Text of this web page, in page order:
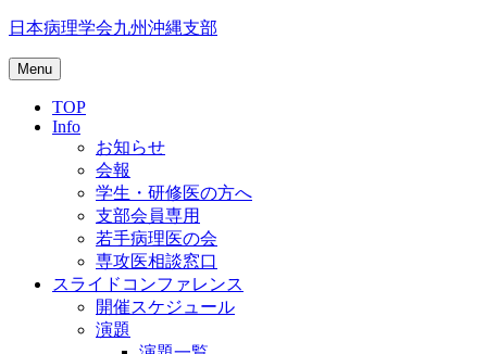
Skip
content
日本病理学会九州沖縄支部
Menu
TOP
Info
お知らせ
会報
学生・研修医の方へ
支部会員専用
若手病理医の会
専攻医相談窓口
スライドコンファレンス
開催スケジュール
演題